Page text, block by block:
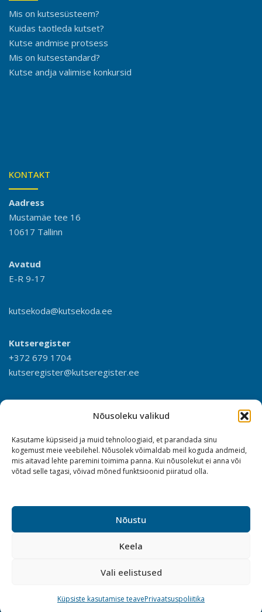
Nõusoleku valikud
Kasutame küpsiseid ja muid tehnoloogiaid, et parandada sinu
kogemust meie veebilehel. Nõusolek võimaldab meil koguda andmeid,
mis aitavad lehte paremini toimima panna. Kui nõusolekut ei anna või
võtad selle tagasi, võivad mõned funktsioonid piiratud olla.
Nõustu
Keela
Vali eelistused
Küpsiste kasutamise teavePrivaatsuspoliitika
Mis on kutsesüsteem?
Kuidas taotleda kutset?
Kutse andmise protsess
Mis on kutsestandard?
Kutse andja valimise konkursid
KONTAKT
Aadress
Mustamäe tee 16
10617 Tallinn
Avatud
E-R 9-17
kutsekoda@kutsekoda.ee
Kutseregister
+372 679 1704
kutseregister@kutseregister.ee